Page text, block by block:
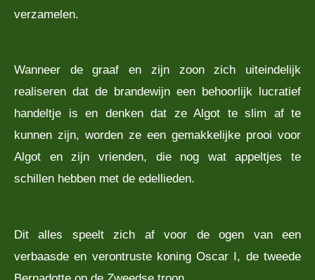
verzamelen.
Wanneer de graaf en zijn zoon zich uiteindelijk
realiseren dat de brandewijn een behoorlijk lucratief
handeltje is en denken dat ze Algot te slim af te
kunnen zijn, worden ze een gemakkelijke prooi voor
Algot en zijn vrienden, die nog wat appeltjes te
schillen hebben met de edellieden.
Dit alles speelt zich af voor de ogen van een
verbaasde en verontruste koning Oscar I, de tweede